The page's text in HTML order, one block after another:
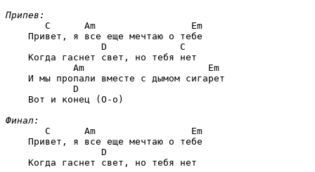
Припев:
   C      Am                 Em
    Привет, я все еще мечтаю о тебе
             D             C
    Когда гаснет свет, но тебя нет
        Am                      Em
    И мы пропали вместе с дымом сигарет
        D
    Вот и конец (О-о)
Финал:
   C      Am                 Em
    Привет, я все еще мечтаю о тебе
             D
    Когда гаснет свет, но тебя нет